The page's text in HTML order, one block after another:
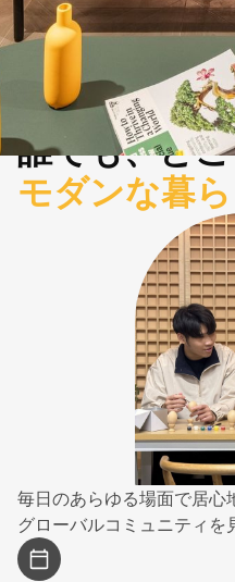
誰でも、ど
モダンな暮
毎日のあらゆる場面で居心
グローバルコミュニティを